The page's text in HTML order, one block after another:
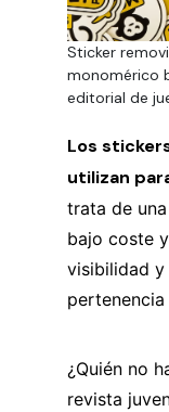
Sticker
monomérico
editorial de
Los
utilizan
trata de
bajo coste
visibilidad y
¿Quién no
revista